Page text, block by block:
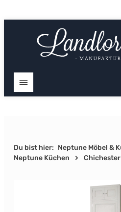
Du bist hier: Neptune Möbel &
Neptune Küchen
Chichester
Bildergalerie überspringen